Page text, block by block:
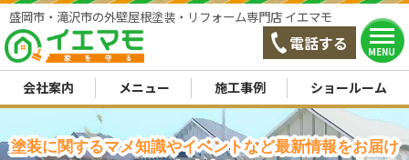
電話する MENU
盛岡市・滝沢市の外壁屋根塗装・リフォーム専門店 イエマモ
会社案内 メニュー 施工事例 ショールーム
塗装に関するマメ知識やイベントなど最新情報をお届け